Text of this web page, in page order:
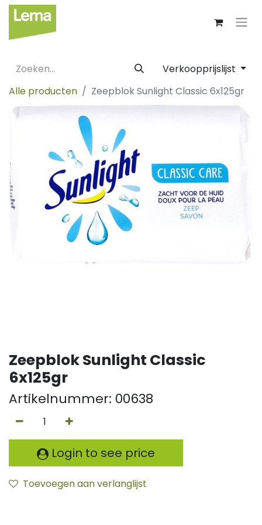
Verkoopprijslijst
Alle producten
Zeepblok Sunlight Classic 6x125gr
Zeepblok Sunlight Classic
6x125gr
Artikelnummer: 00638
Login to see price
Toevoegen aan verlanglijst